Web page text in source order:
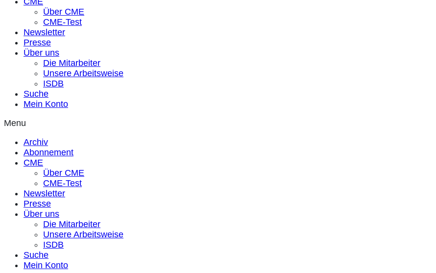
Über CME
CME-Test
Newsletter
Presse
Über uns
Die Mitarbeiter
Unsere Arbeitsweise
ISDB
Suche
Mein Konto
Menu
Archiv
Abonnement
CME
Über CME
CME-Test
Newsletter
Presse
Über uns
Die Mitarbeiter
Unsere Arbeitsweise
ISDB
Suche
Mein Konto